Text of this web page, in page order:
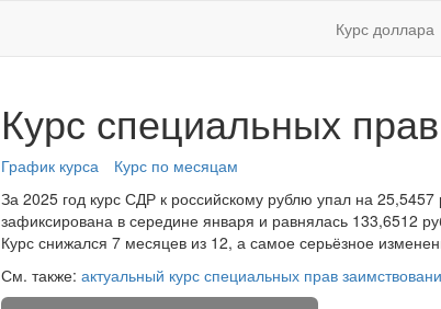
Курс доллара
Курс специальных
График курса
Курс по месяцам
За 2025 год курс СДР к российскому рублю упал на 25,5457
зафиксирована в середине января и равнялась 133,6512
Курс снижался 7 месяцев из 12, а самое серьёзное
См. также: актуальный курс специальных прав